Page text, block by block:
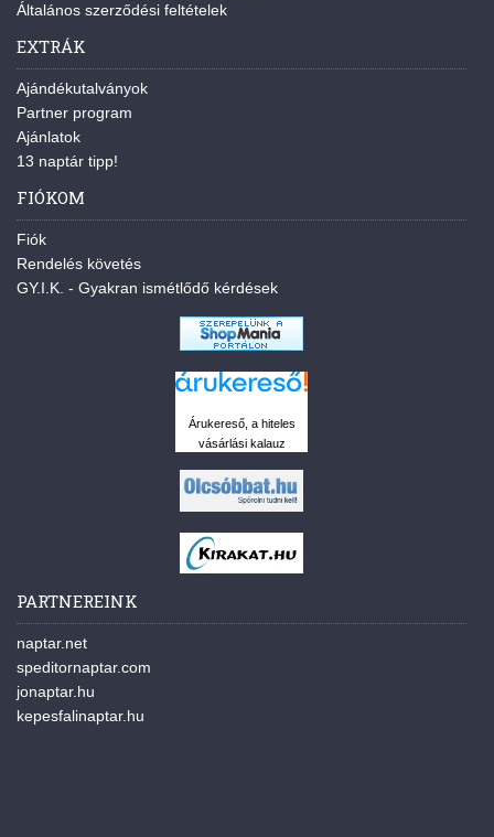
Általános szerződési feltételek
EXTRÁK
Ajándékutalványok
Partner program
Ajánlatok
13 naptár tipp!
FIÓKOM
Fiók
Rendelés követés
GY.I.K. - Gyakran ismétlődő kérdések
Árukereső, a hiteles
vásárlási kalauz
PARTNEREINK
naptar.net
speditornaptar.com
jonaptar.hu
kepesfalinaptar.hu